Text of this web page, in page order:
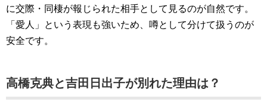
に交際・同棲が報じられた相手として見るのが自然です。
「愛人」という表現も強いため、噂として分けて扱うのが
安全です。
高橋克典と吉田日出子が別れた理由は？